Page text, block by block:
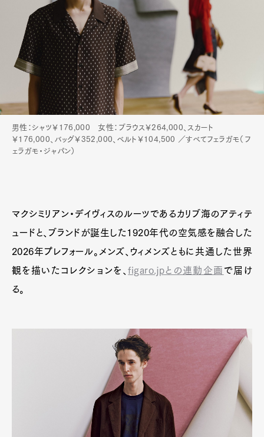
Art&DesignWatchFashion
Gourmet
Cars
ProductCulture Lifestyle
Pen Membership Magazine
Official Columnist About
Pen Meet
Pen international Pen tw
男性：シャツ￥176,000 女性：ブラウス￥264,000、スカート
￥176,000、バッグ￥352,000、ベルト￥104,500 ／すべてフェラガモ（フ
ェラガモ・ジャパン）
マクシミリアン・デイヴィスのルーツであるカリブ海のアティテ
ュードと、ブランドが誕生した1920年代の空気感を融合した
2026年プレフォール。メンズ、ウィメンズともに共通した世界
観を描いたコレクションを、figaro.jpとの連動企画 で届け
る。